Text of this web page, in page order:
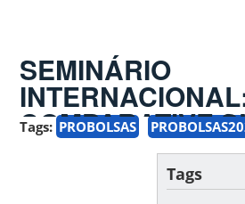
SEMINÁRIO
COMPARATIVE
ON
Tags: PROBOLSAS
Tags